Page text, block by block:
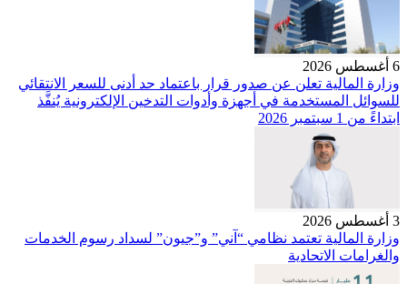
6 أغسطس 2026
وزارة المالية تعلن عن صدور قرار باعتماد حد أدنى للسعر الانتقائي
للسوائل المستخدمة في أجهزة وأدوات التدخين الإلكترونية يُنفَّذ
ابتداءً من 1 سبتمبر 2026
3 أغسطس 2026
وزارة المالية تعتمد نظامي “آني” و”جيون” لسداد رسوم الخدمات
والغرامات الاتحادية